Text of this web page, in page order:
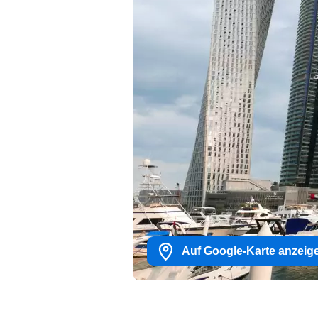
Auf Google-Karte